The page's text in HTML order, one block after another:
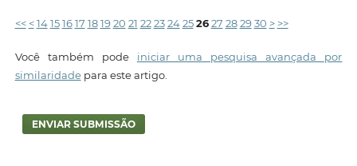
<< < 14 15 16 17 18 19 20 21 22 23 24 25 26 27 28 29 30 > >>
Você também pode iniciar uma pesquisa avançada por
similaridadepara este artigo.
ENVIAR SUBMISSÃO